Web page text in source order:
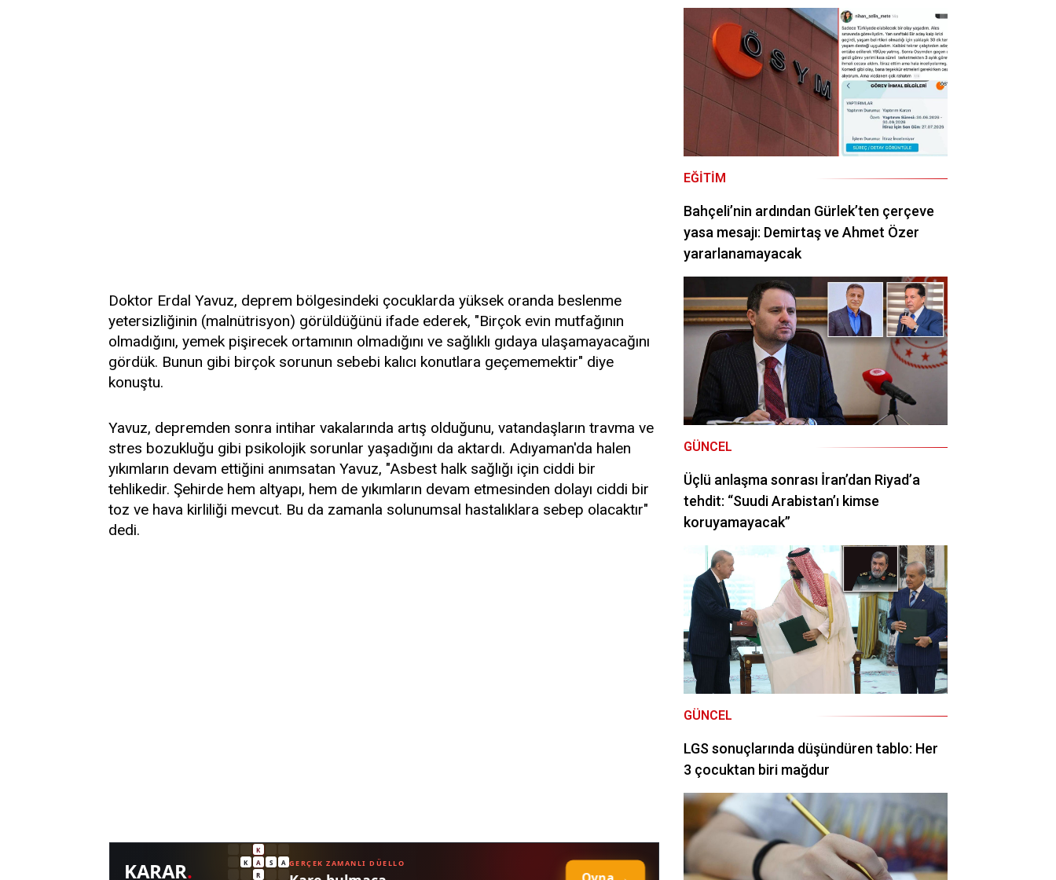
Doktor Erdal Yavuz, deprem bölgesindeki çocuklarda yüksek oranda beslenme
yetersizliğinin (malnütrisyon) görüldüğünü ifade ederek, "Birçok evin mutfağının
olmadığını, yemek pişirecek ortamının olmadığını ve sağlıklı gıdaya ulaşamayacağını
gördük. Bunun gibi birçok sorunun sebebi kalıcı konutlara geçememektir" diye
konuştu.
Yavuz, depremden sonra intihar vakalarında artış olduğunu, vatandaşların travma ve
stres bozukluğu gibi psikolojik sorunlar yaşadığını da aktardı. Adıyaman'da halen
yıkımların devam ettiğini anımsatan Yavuz, "Asbest halk sağlığı için ciddi bir
tehlikedir. Şehirde hem altyapı, hem de yıkımların devam etmesinden dolayı ciddi bir
toz ve hava kirliliği mevcut. Bu da zamanla solunumsal hastalıklara sebep olacaktır"
dedi.
EĞITIM
Bahçeli’nin ardından Gürlek’ten çerçeve
yasa mesajı: Demirtaş ve Ahmet Özer
yararlanamayacak
GÜNCEL
Üçlü anlaşma sonrası İran’dan Riyad’a
tehdit: “Suudi Arabistan’ı kimse
koruyamayacak”
GÜNCEL
LGS sonuçlarında düşündüren tablo: Her
3 çocuktan biri mağdur